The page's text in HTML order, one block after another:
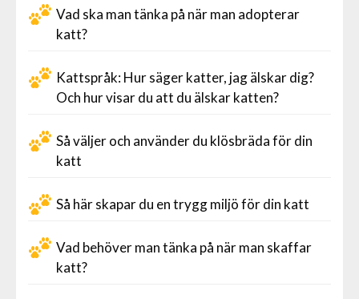
Vad ska man tänka på när man adopterar
katt?
Kattspråk: Hur säger katter, jag älskar dig?
Och hur visar du att du älskar katten?
Så väljer och använder du klösbräda för din
katt
Så här skapar du en trygg miljö för din katt
Vad behöver man tänka på när man skaffar
katt?